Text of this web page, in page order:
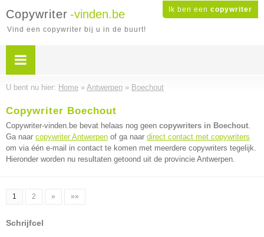
Ik ben een copywriter
Copywriter -vinden.be
Vind een copywriter bij u in de buurt!
U bent nu hier: Home » Antwerpen » Boechout
Copywriter Boechout
Copywriter-vinden.be bevat helaas nog geen copywriters in Boechout.
Ga naar copywriter Antwerpen of ga naar direct contact met copywriters
om via één e-mail in contact te komen met meerdere copywriters tegelijk.
Hieronder worden nu resultaten getoond uit de provincie Antwerpen.
1 2 » »»
Schrijfcel